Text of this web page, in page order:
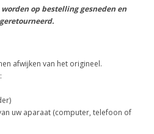
op bestelling gesneden en
afwijken van het origineel.
uw aparaat (computer, telefoon of